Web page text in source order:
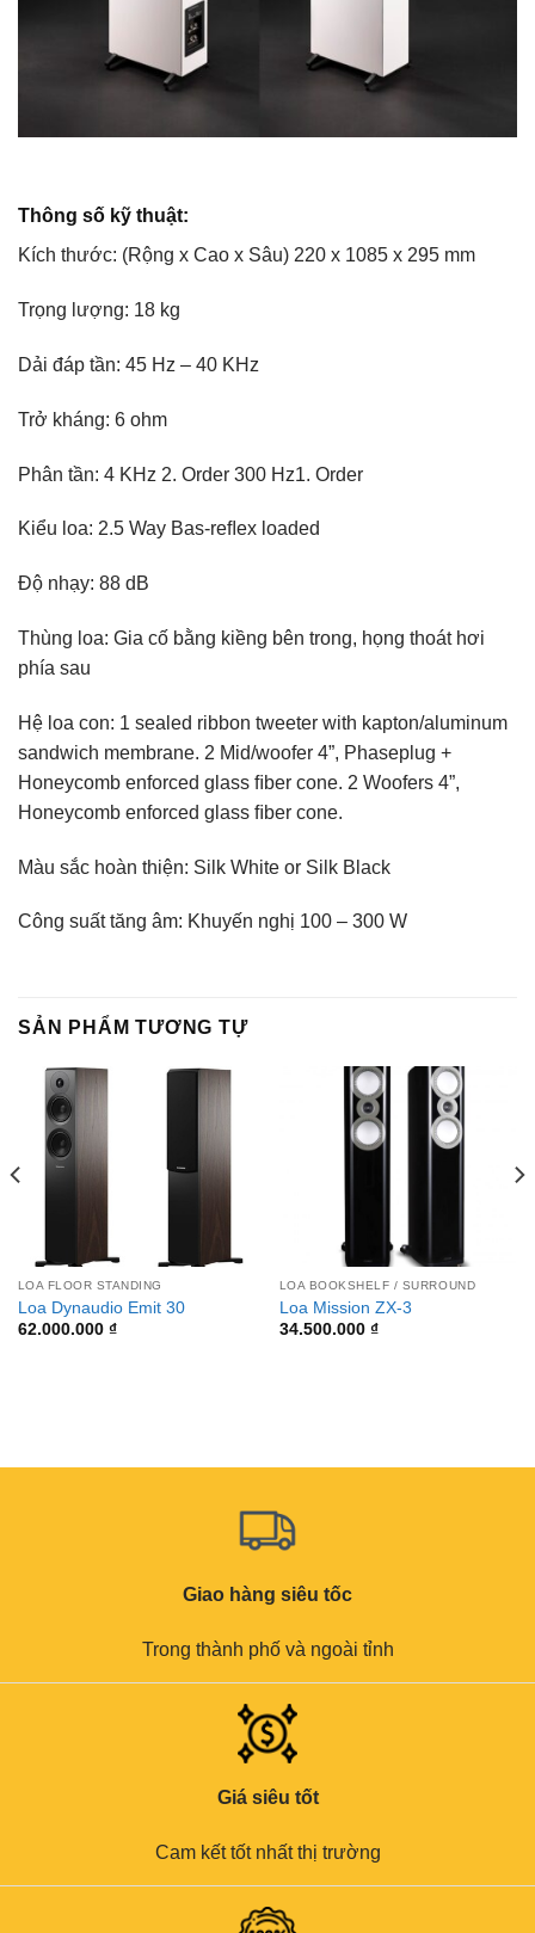
Thông số kỹ thuật:
Kích thước: (Rộng x Cao x Sâu) 220 x 1085 x 295 mm
Trọng lượng: 18 kg
Dải đáp tần: 45 Hz – 40 KHz
Trở kháng: 6 ohm
Phân tần: 4 KHz 2. Order 300 Hz1. Order
Kiểu loa: 2.5 Way Bas-reﬂex loaded
Độ nhạy: 88 dB
Thùng loa: Gia cố bằng kiềng bên trong, họng thoát hơi
phía sau
Hệ loa con: 1 sealed ribbon tweeter with kapton/aluminum
sandwich membrane. 2 Mid/woofer 4”, Phaseplug +
Honeycomb enforced glass ﬁber cone. 2 Woofers 4”,
Honeycomb enforced glass ﬁber cone.
Màu sắc hoàn thiện: Silk White or Silk Black
Công suất tăng âm: Khuyến nghị 100 – 300 W
SẢN PHẨM TƯƠNG TỰ
LOA FLOOR STANDING
Loa Dynaudio Emit 30
62.000.000 ₫
LOA BOOKSHELF / SURROUND
Loa Mission ZX-3
34.500.000 ₫
Giao hàng siêu tốc
Trong thành phố và ngoài tỉnh
Giá siêu tốt
Cam kết tốt nhất thị trường